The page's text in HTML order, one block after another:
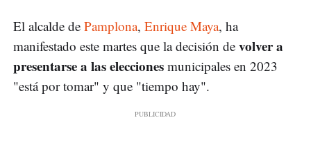
El alcalde de Pamplona, Enrique Maya, ha
manifestado este martes que la decisión de volver a
presentarse a las elecciones municipales en 2023
"está por tomar" y que "tiempo hay".